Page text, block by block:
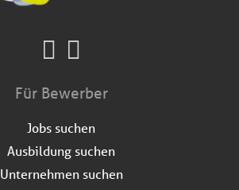
Für Bewerber
Jobs suchen
Ausbildung suchen
Unternehmen suchen